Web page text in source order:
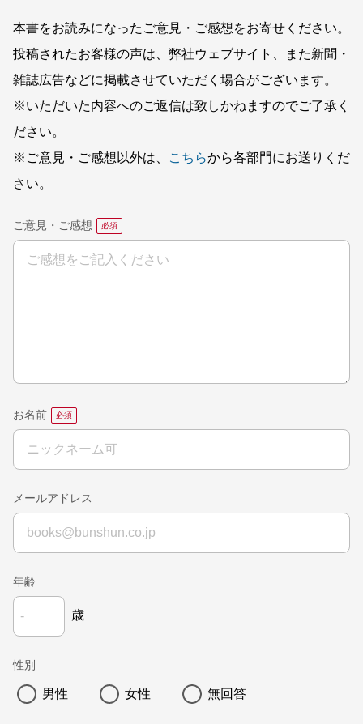
本書をお読みになったご意見・ご感想をお寄せください。
投稿されたお客様の声は、弊社ウェブサイト、また新聞・
雑誌広告などに掲載させていただく場合がございます。
※いただいた内容へのご返信は致しかねますのでご了承く
ださい。
※ご意見・ご感想以外は、
こちらから各部門にお送りくだ
さい。
ご意見・ご感想
お名前
メールアドレス
年齢
歳
性別
男性 女性 無回答